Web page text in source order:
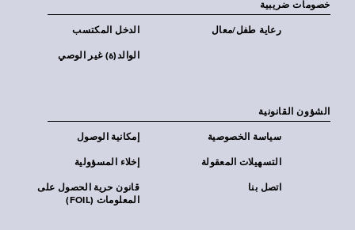
خصومات ضريبية
الدخل المكتسب رعاية طفل/معال
الوالد(ة) غير الوصي
الشؤون القانونية
إمكانية الوصول سياسة الخصوصية
إخلاء المسؤولية التسهيلات المعقولة
قانون حرية الحصول على
المعلومات (FOIL)
اتصل بنا